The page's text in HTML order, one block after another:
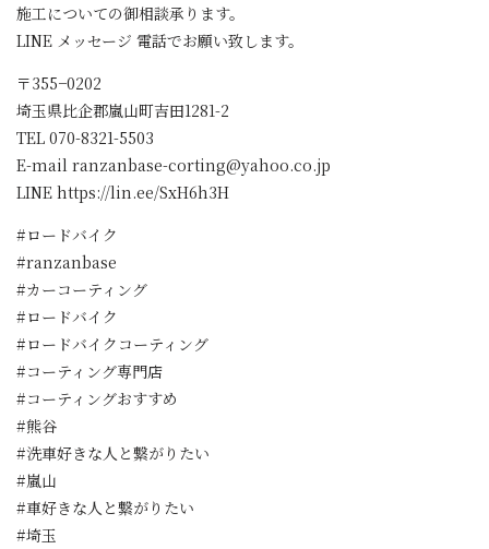
施工についての御相談承ります。
LINE メッセージ 電話でお願い致します。
〒355−0202
埼玉県比企郡嵐山町吉田1281-2
TEL 070-8321-5503
E-mail ranzanbase-corting@yahoo.co.jp
LINE https://lin.ee/SxH6h3H
#ロードバイク
#ranzanbase
#カーコーティング
#ロードバイク
#ロードバイクコーティング
#コーティング専門店
#コーティングおすすめ
#熊谷
#洗車好きな人と繋がりたい
#嵐山
#車好きな人と繋がりたい
#埼玉